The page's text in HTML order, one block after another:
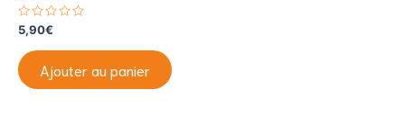
N
o
e
0
s
5,90€
Ajouter au panier